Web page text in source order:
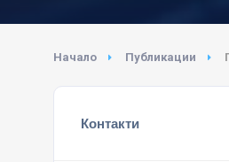
Начало Публикации
Контакти